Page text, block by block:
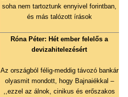
soha nem tartoztunk ennyivel forintban,
és más talózott írások
Róna Péter: Hét ember felelős a
devizahitelezésért
Az országból félig-meddig távozó bankár
olyasmit mondott, hogy Bajnaiékkal –
,,ezzel az álnok, cinikus és erőszakos